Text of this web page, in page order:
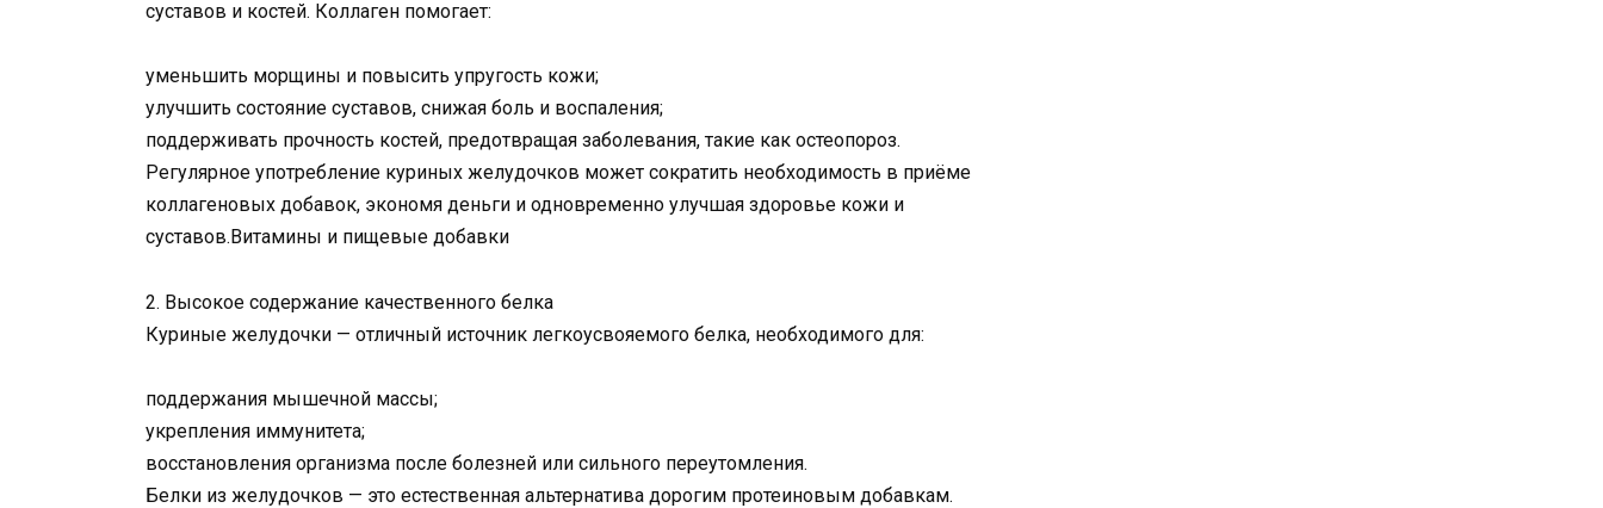
суставов и костей. Коллаген помогает:
уменьшить морщины и повысить упругость кожи;
улучшить состояние суставов, снижая боль и воспаления;
поддерживать прочность костей, предотвращая заболевания, такие как остеопороз.
Регулярное употребление куриных желудочков может сократить необходимость в приёме
коллагеновых добавок, экономя деньги и одновременно улучшая здоровье кожи и
суставов.Витамины и пищевые добавки
2. Высокое содержание качественного белка
Куриные желудочки — отличный источник легкоусвояемого белка, необходимого для:
поддержания мышечной массы;
укрепления иммунитета;
восстановления организма после болезней или сильного переутомления.
Белки из желудочков — это естественная альтернатива дорогим протеиновым добавкам.